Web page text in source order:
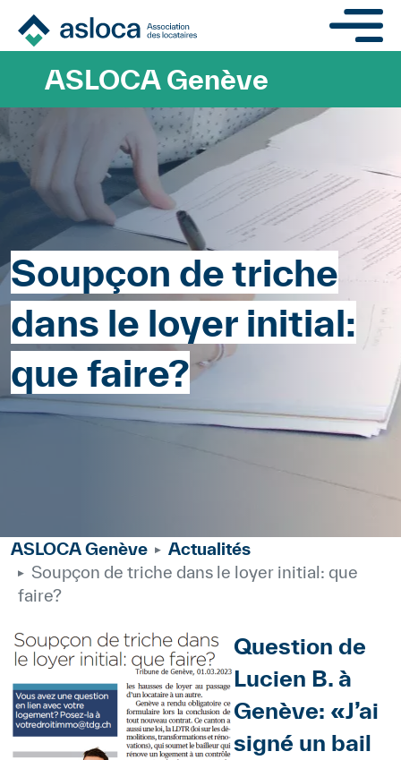
Aller au contenu
ASLOCA Genève
Soupçon de triche
dans le loyer initial:
que faire?
ASLOCA Genève
Actualités
Soupçon de triche dans le loyer initial: que
faire?
Body
Image
Question de
Lucien B. à
Genève: «J’ai
signé un bail